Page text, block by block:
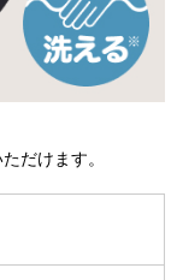
だけます。